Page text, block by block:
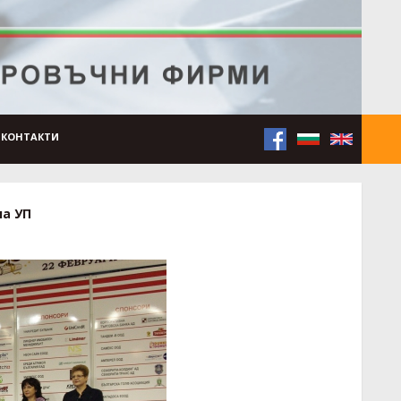
КОНТАКТИ
УП